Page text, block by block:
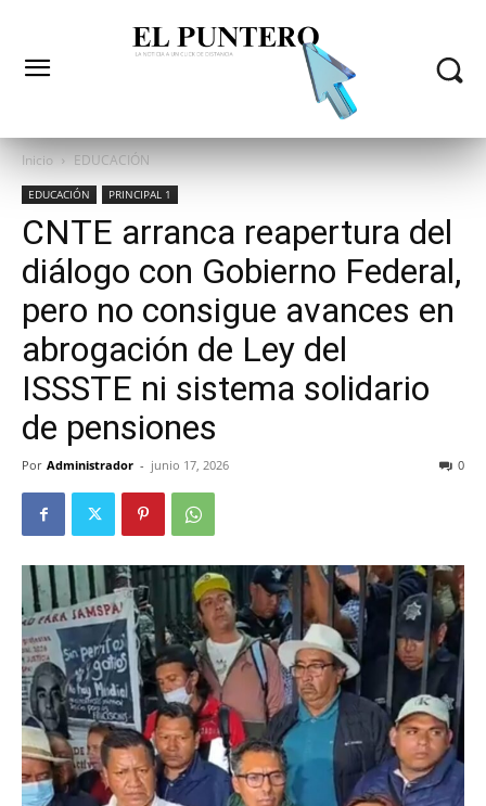
Inicio EDUCACIÓN
EDUCACIÓN PRINCIPAL 1
CNTE arranca reapertura del
diálogo con Gobierno Federal,
pero no consigue avances en
abrogación de Ley del
ISSSTE ni sistema solidario
de pensiones
Por Administrador - junio 17, 2026 0